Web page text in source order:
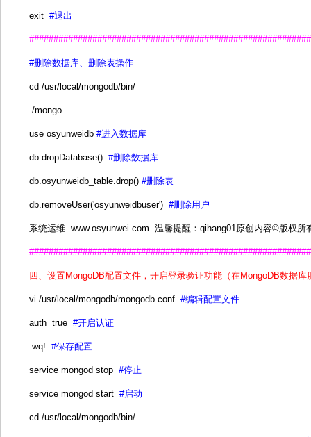
exit #退出
#删除数据库、删除表操作
cd /usr/local/mongodb/bin/
./mongo
use osyunweidb #进入数据库
db.dropDatabase() #删除数据库
db.osyunweidb_table.drop() #删除表
db.removeUser('osyunweidbuser') #删除用户
系统运维 www.osyunwei.com 温馨提醒：qihang01原创内容©版权所
四、设置MongoDB配置文件，开启登录验证功能（在MongoDB数据库
vi /usr/local/mongodb/mongodb.conf #编辑配置文件
auth=true #开启认证
:wq! #保存配置
service mongod stop #停止
service mongod start #启动
cd /usr/local/mongodb/bin/